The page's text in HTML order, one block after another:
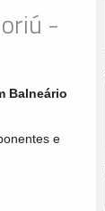
-
Balneário
e